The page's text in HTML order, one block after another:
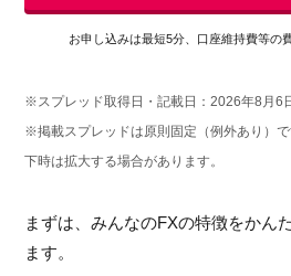
お申し込みは最短5分、口座維持費等の
※スプレッド取得日・記載日：2026年8月6
※掲載スプレッドは原則固定（例外あり）
下時は拡大する場合があります。
まずは、みんなのFXの特徴をかん
ます。